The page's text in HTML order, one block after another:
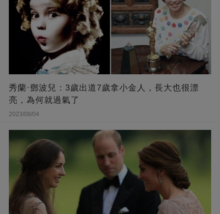
秀蘭·鄧波兒：3歲出道7歲拿小金人，長大也很漂
亮，為何就過氣了
2023/08/04